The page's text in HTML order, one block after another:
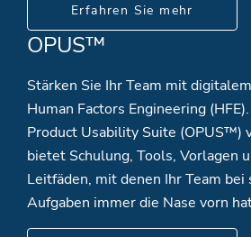
Erfahren Sie mehr
OPUS™
Stärken Sie Ihr Team mit
Human Factors Engineering
Product Usability Suite (OPUS™)
bietet Schulung, Tools, Vorlagen
Leitfäden, mit denen Ihr Team bei
Aufgaben immer die Nase vorn